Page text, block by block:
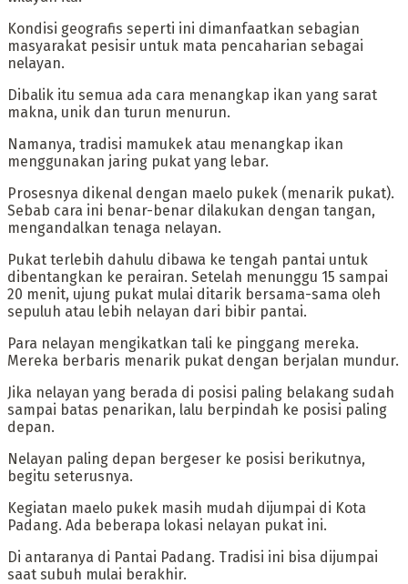
‎Kondisi geografis seperti ini dimanfaatkan sebagian
masyarakat pesisir untuk mata pencaharian sebagai
nelayan.
Dibalik itu semua ada cara menangkap ikan yang sarat
makna, unik dan turun menurun.
Namanya, tradisi mamukek atau menangkap ikan
menggunakan jaring pukat yang lebar.
Prosesnya dikenal dengan maelo pukek (menarik pukat).
Sebab cara ini benar-benar dilakukan dengan tangan,
mengandalkan tenaga nelayan.
‎Pukat terlebih dahulu dibawa ke tengah pantai untuk
dibentangkan ke perairan. Setelah menunggu 15 sampai
20 menit, ujung pukat mulai ditarik bersama-sama oleh
sepuluh atau lebih nelayan dari bibir pantai.
Para nelayan mengikatkan tali ke pinggang mereka.
Mereka berbaris menarik pukat dengan berjalan mundur.
‎Jika nelayan yang berada di posisi paling belakang sudah
sampai batas penarikan, lalu berpindah ke posisi paling
depan.
Nelayan paling depan bergeser ke posisi berikutnya,
begitu seterusnya.
‎Kegiatan maelo pukek masih mudah dijumpai di Kota
Padang. Ada beberapa lokasi nelayan pukat ini.
Di antaranya di Pantai Padang. Tradisi ini bisa dijumpai
saat subuh mulai berakhir.